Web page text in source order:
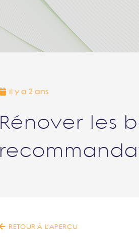
il y a 2 ans
Rénover les
RETOUR À L’APERÇU